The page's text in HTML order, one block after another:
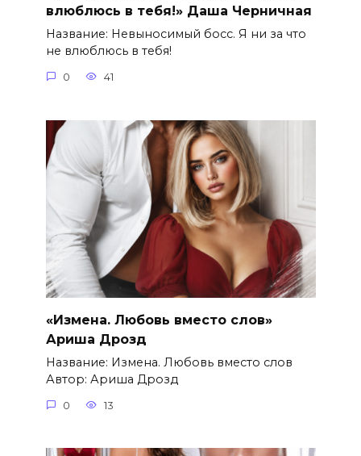
влюблюсь в тебя!» Даша Черничная
Название: Невыносимый босс. Я ни за что
не влюблюсь в тебя!
0 41
«Измена. Любовь вместо слов»
Ариша Дрозд
Название: Измена. Любовь вместо слов
Автор: Ариша Дрозд
0 13